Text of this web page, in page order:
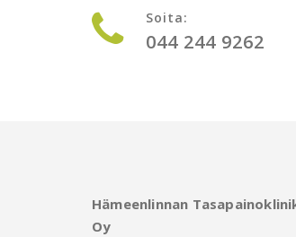
Soita:
044 244 9262
Hämeenlinnan
Oy